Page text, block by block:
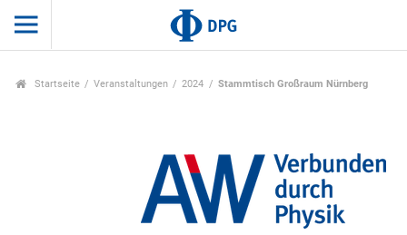
Startseite Veranstaltungen 2024 Stammtisch Großraum Nürnberg